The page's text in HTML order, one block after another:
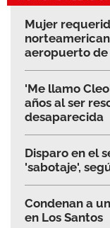
Mujer
aeropuerto de
'Me llamo
años al ser
desaparecida
Disparo en el
'sabotaje',
Condenan a
en Los Santos